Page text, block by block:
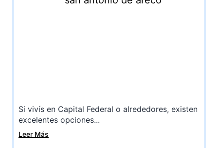
Si vivís en Capital Federal o alrededores, existen
excelentes opciones...
Leer Más